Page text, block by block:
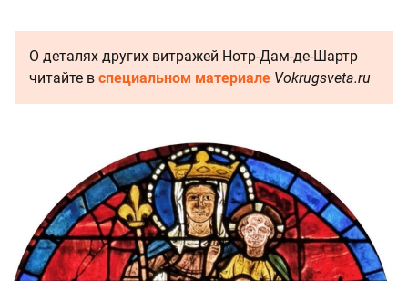
О деталях других витражей Нотр-Дам-де-Шартр
читайте в специальном материале Vokrugsveta.ru